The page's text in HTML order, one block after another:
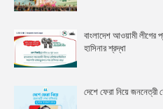
বাংলাদেশ আওয়ামী লীগের
হাসিনার শ্রদ্ধা
দেশে ফেরা নিয়ে জননেত্রী